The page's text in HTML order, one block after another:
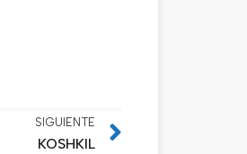
SIGUIENTE
KOSHKIL